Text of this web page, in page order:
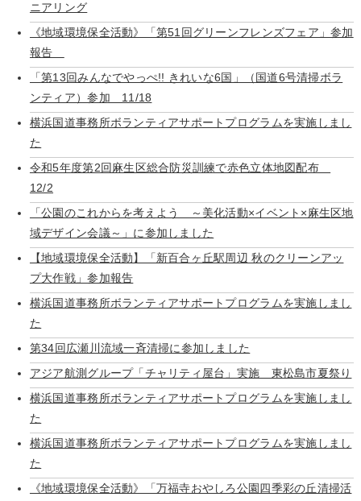
ニアリング
《地域環境保全活動》「第51回グリーンフレンズフェア」参加
報告
「第13回みんなでやっぺ!! きれいな6国」（国道6号清掃ボラ
ンティア）参加 11/18
横浜国道事務所ボランティアサポートプログラムを実施しまし
た
令和5年度第2回麻生区総合防災訓練で赤色立体地図配布
12/2
「公園のこれからを考えよう ～美化活動×イベント×麻生区地
域デザイン会議～」に参加しました
【地域環境保全活動】「新百合ヶ丘駅周辺 秋のクリーンアッ
プ大作戦」参加報告
横浜国道事務所ボランティアサポートプログラムを実施しまし
た
第34回広瀬川流域一斉清掃に参加しました
アジア航測グループ「チャリティ屋台」実施 東松島市夏祭り
横浜国道事務所ボランティアサポートプログラムを実施しまし
た
横浜国道事務所ボランティアサポートプログラムを実施しまし
た
《地域環境保全活動》「万福寺おやしろ公園四季彩の丘清掃活